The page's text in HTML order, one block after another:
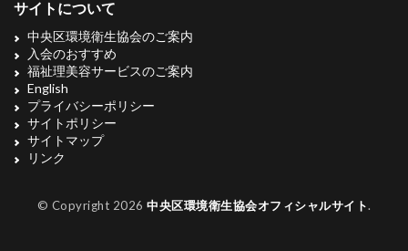
サイトについて
中央区環境衛生協会のご案内
入会のおすすめ
福祉理美容サービスのご案内
English
プライバシーポリシー
サイトポリシー
サイトマップ
リンク
© Copyright 2026 中央区環境衛生協会オフィシャルサイト.